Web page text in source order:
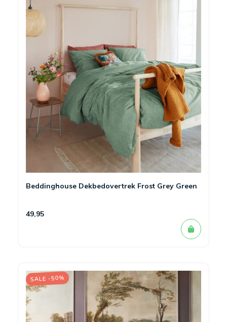
Beddinghouse Dekbedovertrek Frost Grey Green
49,95
SALE -50%